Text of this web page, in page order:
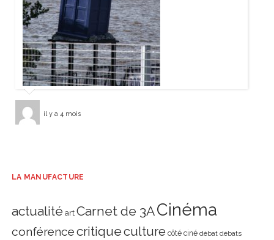
il y a 4 mois
LA MANUFACTURE
actualité art Carnet de 3ACinéma
conférencecritiqueculture côté ciné débat débats